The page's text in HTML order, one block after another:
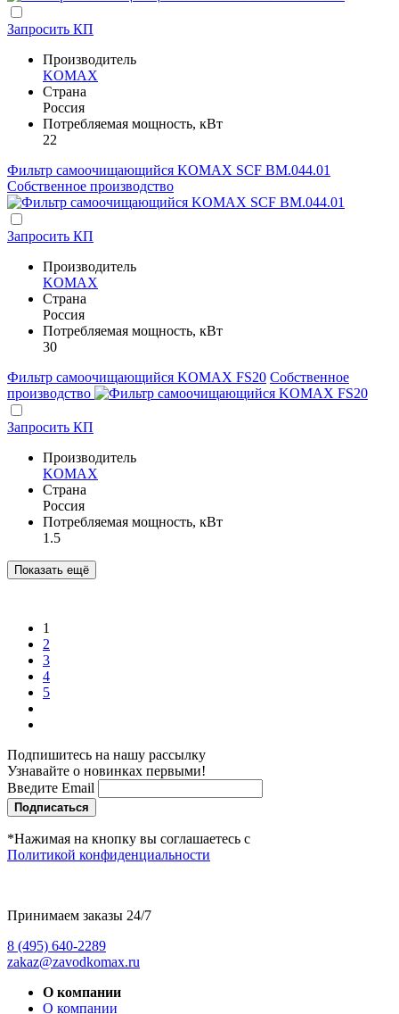
Запросить КП
Производитель
KOMAX
Страна
Россия
Потребляемая мощность, кВт
22
Фильтр самоочищающийся KOMAX SCF BM.044.01
Собственное производство
Запросить КП
Производитель
KOMAX
Страна
Россия
Потребляемая мощность, кВт
30
Фильтр самоочищающийся KOMAX FS20 Собственное
производство
Запросить КП
Производитель
KOMAX
Страна
Россия
Потребляемая мощность, кВт
1.5
Показать ещё
1
2
3
4
5
Подпишитесь на нашу рассылку
Узнавайте о новинках первыми!
Введите Email
Подписаться
*Нажимая на кнопку вы соглашаетесь с
Политикой конфиденциальности
Принимаем заказы 24/7
8 (495) 640-2289
zakaz@zavodkomax.ru
О компании
О компании